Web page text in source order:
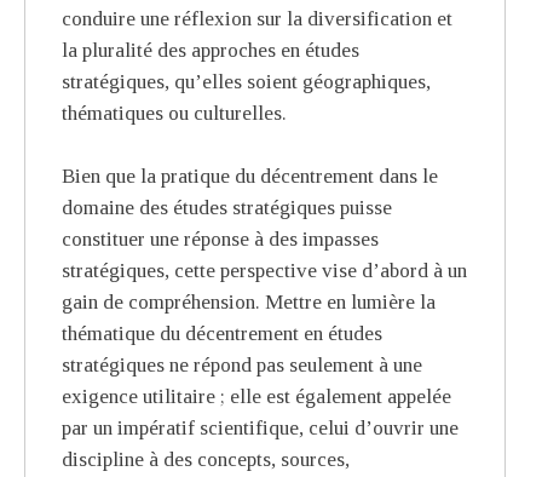
conduire une réflexion sur la diversification et
la pluralité des approches en études
stratégiques, qu’elles soient géographiques,
thématiques ou culturelles.
Bien que la pratique du décentrement dans le
domaine des études stratégiques puisse
constituer une réponse à des impasses
stratégiques, cette perspective vise d’abord à un
gain de compréhension. Mettre en lumière la
thématique du décentrement en études
stratégiques ne répond pas seulement à une
exigence utilitaire ; elle est également appelée
par un impératif scientifique, celui d’ouvrir une
discipline à des concepts, sources,